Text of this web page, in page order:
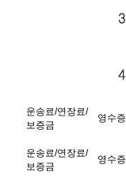
운송료/연장료/
보증금
영수증
운송료/연장료/
보증금
영수증